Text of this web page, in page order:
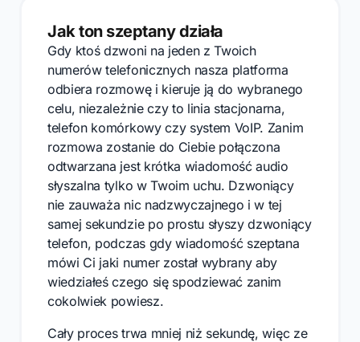
Jak ton szeptany działa
Gdy ktoś dzwoni na jeden z Twoich
numerów telefonicznych nasza platforma
odbiera rozmowę i kieruje ją do wybranego
celu, niezależnie czy to linia stacjonarna,
telefon komórkowy czy system VoIP. Zanim
rozmowa zostanie do Ciebie połączona
odtwarzana jest krótka wiadomość audio
słyszalna tylko w Twoim uchu. Dzwoniący
nie zauważa nic nadzwyczajnego i w tej
samej sekundzie po prostu słyszy dzwoniący
telefon, podczas gdy wiadomość szeptana
mówi Ci jaki numer został wybrany aby
wiedziałeś czego się spodziewać zanim
cokolwiek powiesz.
Cały proces trwa mniej niż sekundę, więc ze